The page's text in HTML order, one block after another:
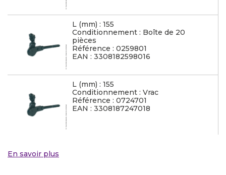
L (mm) : 155
Conditionnement : Boîte de 20
pièces
Référence : 0259801
EAN : 3308182598016
L (mm) : 155
Conditionnement : Vrac
Référence : 0724701
EAN : 3308187247018
En savoir plus